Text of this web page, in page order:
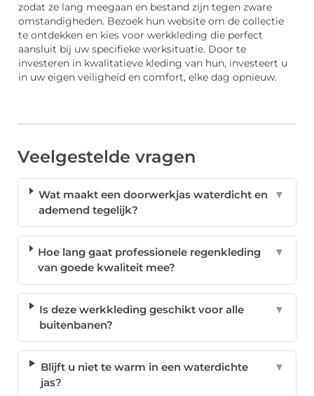
zodat ze lang meegaan en bestand zijn tegen zware
omstandigheden. Bezoek hun website om de collectie
te ontdekken en kies voor werkkleding die perfect
aansluit bij uw specifieke werksituatie. Door te
investeren in kwalitatieve kleding van hun, investeert u
in uw eigen veiligheid en comfort, elke dag opnieuw.
Veelgestelde vragen
Wat maakt een doorwerkjas waterdicht en
ademend tegelijk?
▼
Hoe lang gaat professionele regenkleding
van goede kwaliteit mee?
▼
Is deze werkkleding geschikt voor alle
buitenbanen?
▼
Blijft u niet te warm in een waterdichte
jas?
▼